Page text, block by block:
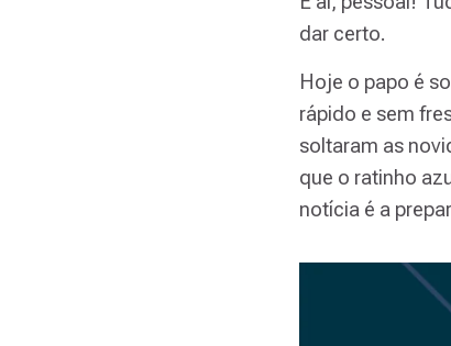
dar certo.
Hoje o papo é
rápido e sem
soltaram as
que o ratinho
notícia é a